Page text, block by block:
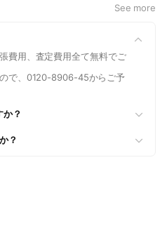
信頼してサービスをご利用いた
底を行っています。
ービスだからこそ、感じる不安
め、一流のサービスで、解決し
See more
費用、査定費用全て無料でご
で、0120-8906-45からご予
？
？